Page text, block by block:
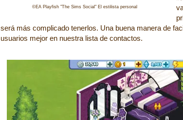
©EA Playfish "The Sims Social" El estilista personal
será más complicado tenerlos. Una buena manera de
usuarios mejor en nuestra lista de contactos.